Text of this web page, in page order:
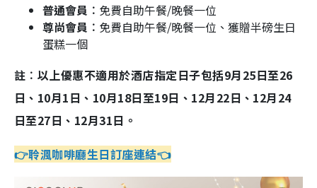
普通會員︰ 免費自助午餐/晚餐一位
尊尚會員︰ 免費自助午餐/晚餐一位、獲贈半磅生日
蛋糕一個
註︰以上優惠不適用於酒店指定日子包括9月25日至26
日、10月1日、10月18日至19日、12月22日、12月24
日至27日、12月31日。
👉聆渢咖啡廳生日訂座連結👈